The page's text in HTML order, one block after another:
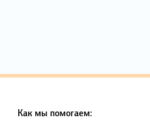
Как мы помогаем: